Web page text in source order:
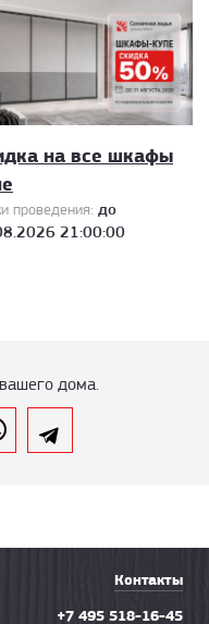
на все шкафы
проведения: до
21:00:00
дома.
Контакты
+7 495 518-16-45